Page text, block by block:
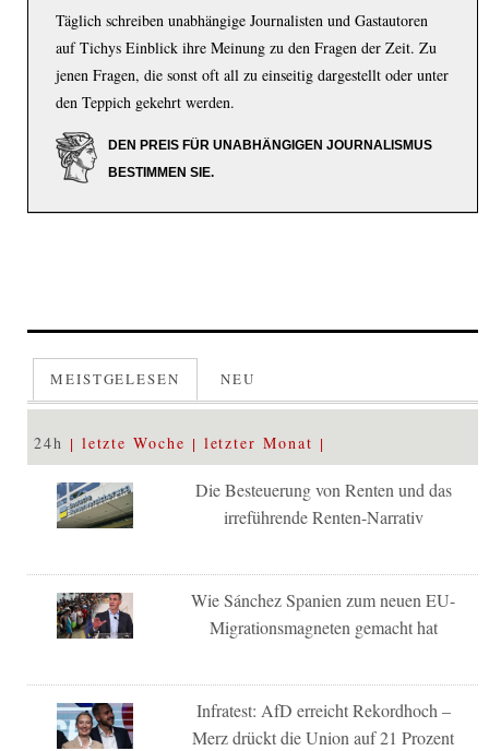
Täglich schreiben unabhängige Journalisten und Gastautoren
auf Tichys Einblick ihre Meinung zu den Fragen der Zeit. Zu
jenen Fragen, die sonst oft all zu einseitig dargestellt oder unter
den Teppich gekehrt werden.
DEN PREIS FÜR UNABHÄNGIGEN JOURNALISMUS
BESTIMMEN SIE.
MEISTGELESEN NEU
24h letzte Woche letzter Monat
Die Besteuerung von Renten und das
irreführende Renten-Narrativ
Wie Sánchez Spanien zum neuen EU-
Migrationsmagneten gemacht hat
Infratest: AfD erreicht Rekordhoch –
Merz drückt die Union auf 21 Prozent